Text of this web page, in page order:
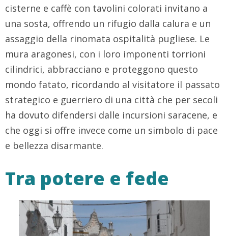
cisterne e caffè con tavolini colorati invitano a
una sosta, offrendo un rifugio dalla calura e un
assaggio della rinomata ospitalità pugliese. Le
mura aragonesi, con i loro imponenti torrioni
cilindrici, abbracciano e proteggono questo
mondo fatato, ricordando al visitatore il passato
strategico e guerriero di una città che per secoli
ha dovuto difendersi dalle incursioni saracene, e
che oggi si offre invece come un simbolo di pace
e bellezza disarmante.
Tra potere e fede